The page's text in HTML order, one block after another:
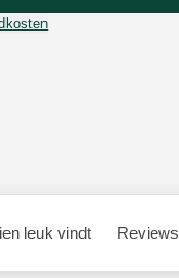
leuk vindt Reviews